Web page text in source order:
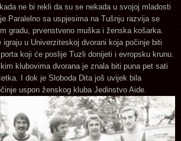
ne bi rekli da su se nekada u svojoj mladosti
sa uspjesima na Tušnju razvija se
gradu, prvenstveno muška i ženska košarka.
u Univerziteskoj dvorani koja počinje biti
koji će poslije Tuzli donijeti i evropsku krunu.
klubovima dvorana je znala biti puna pet sati
I dok je Sloboda Dita još uvijek bila
uspon ženskog kluba Jedinstvo Aide.